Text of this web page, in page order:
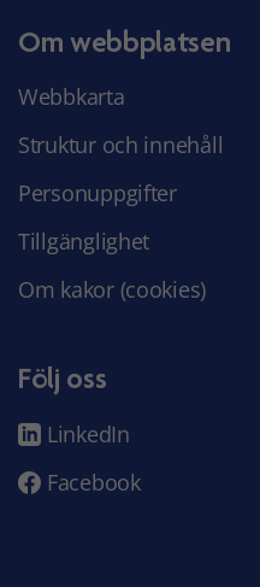
Om webbplatsen
Webbkarta
Struktur och innehåll
Personuppgifter
Tillgänglighet
Om kakor (cookies)
Följ oss
LinkedIn
Facebook